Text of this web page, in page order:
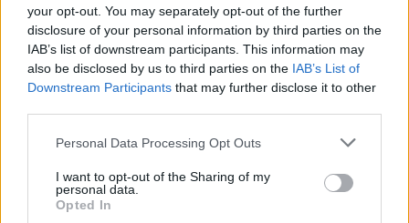
your opt-out. You may separately opt-out of the further
disclosure of your personal information by third parties on the
IAB’s list of downstream participants. This information may
also be disclosed by us to third parties on the IAB’s List of
Downstream Participants that may further disclose it to other
Please note that this website/app uses one or more Google
not limited to your visit or usage behaviour. You may click to
grant or deny consent to Google and its third-party tags to
use your data for below specified purposes in below Google
Personal Data Processing Opt Outs
I want to opt-out of the Sharing of my
personal data.
Opted In